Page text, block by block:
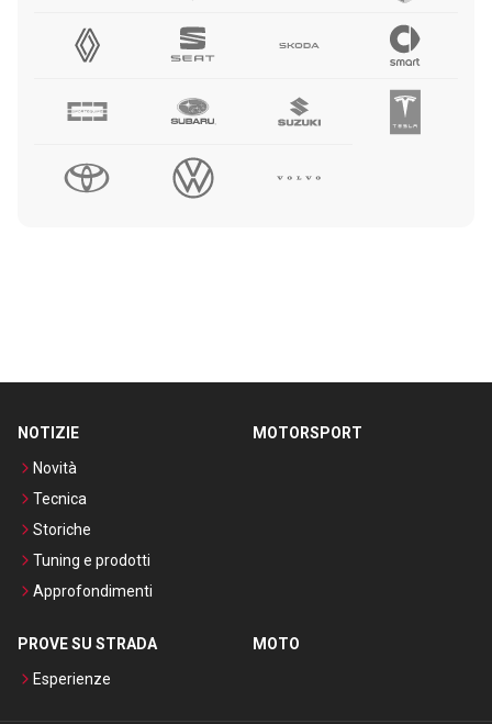
NOTIZIE
Novità
Tecnica
Storiche
Tuning e prodotti
Approfondimenti
MOTORSPORT
PROVE SU STRADA
Esperienze
MOTO